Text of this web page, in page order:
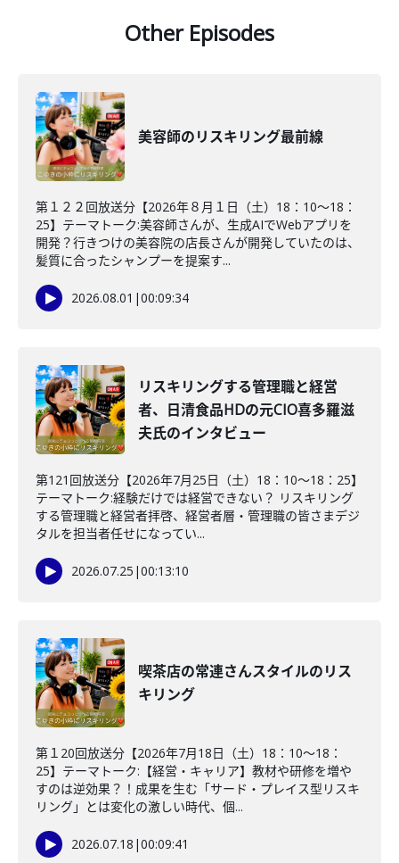
Other Episodes
美容師のリスキリング最前線
第１２２回放送分【2026年８月１日（土）18：10～18：
25】テーマトーク:美容師さんが、生成AIでWebアプリを
開発？行きつけの美容院の店長さんが開発していたのは、
髪質に合ったシャンプーを提案す...
2026.08.01 |00:09:34
リスキリングする管理職と経営
者、日清食品HDの元CIO喜多羅滋
夫氏のインタビュー
第121回放送分【2026年7月25日（土）18：10～18：25】
テーマトーク:経験だけでは経営できない？ リスキリング
する管理職と経営者拝啓、経営者層・管理職の皆さまデジ
タルを担当者任せになってい...
2026.07.25 |00:13:10
喫茶店の常連さんスタイルのリス
キリング
第１20回放送分【2026年7月18日（土）18：10～18：
25】テーマトーク:【経営・キャリア】教材や研修を増や
すのは逆効果？！成果を生む「サード・プレイス型リスキ
リング」とは変化の激しい時代、個...
2026.07.18 |00:09:41